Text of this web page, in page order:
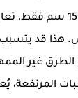
قد
الطرق غير
المرتفعة،